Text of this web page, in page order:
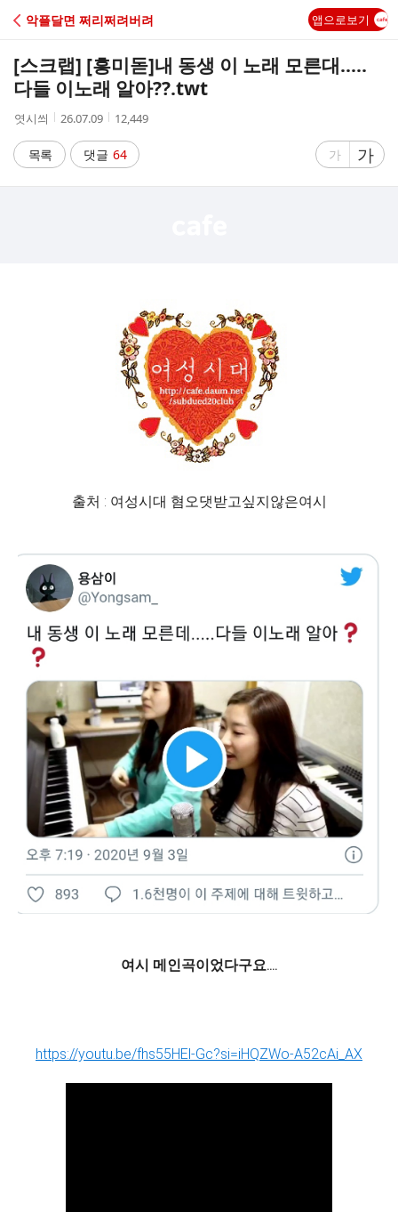
C
A
악플달면 쩌리쩌려버려 앱으로보기
[스크랩] [흥미돋]내 동생 이 노래 모른대.....
다들 이노래 알아??.twt
작
자
엿시씌
작
시
간
26.07.09
조
수
12,449
목록 댓글 64
글
가
글
자
가
출처 : 여성시대 혐오댓받고싶지않은여시
여시 메인곡이었다구요....
https://youtu.be/fhs55HEl-Gc?si=iHQZWo-A52cAi_AX